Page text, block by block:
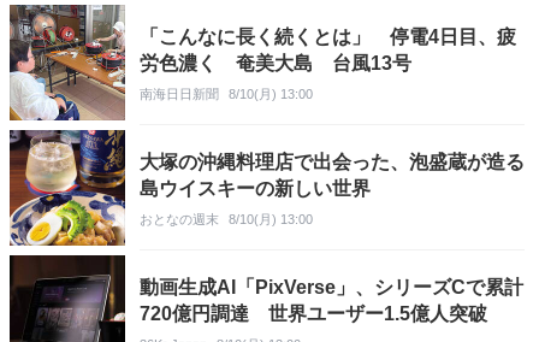
「こんなに長く続くとは」 停電4日目、疲
労色濃く 奄美大島 台風13号
南海日日新聞 8/10(月) 13:00
大塚の沖縄料理店で出会った、泡盛蔵が造る
島ウイスキーの新しい世界
おとなの週末 8/10(月) 13:00
動画生成AI「PixVerse」、シリーズCで累計
720億円調達 世界ユーザー1.5億人突破